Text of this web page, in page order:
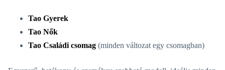
Tao Gyerek
Tao Nők
Tao Családi csomag (minden változat egy csomagban)